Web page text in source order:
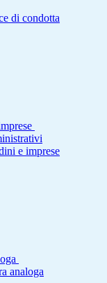
di condotta
e imprese
analoga